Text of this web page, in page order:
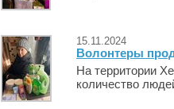
15.11.2024
Волонтеры
На территории
количество